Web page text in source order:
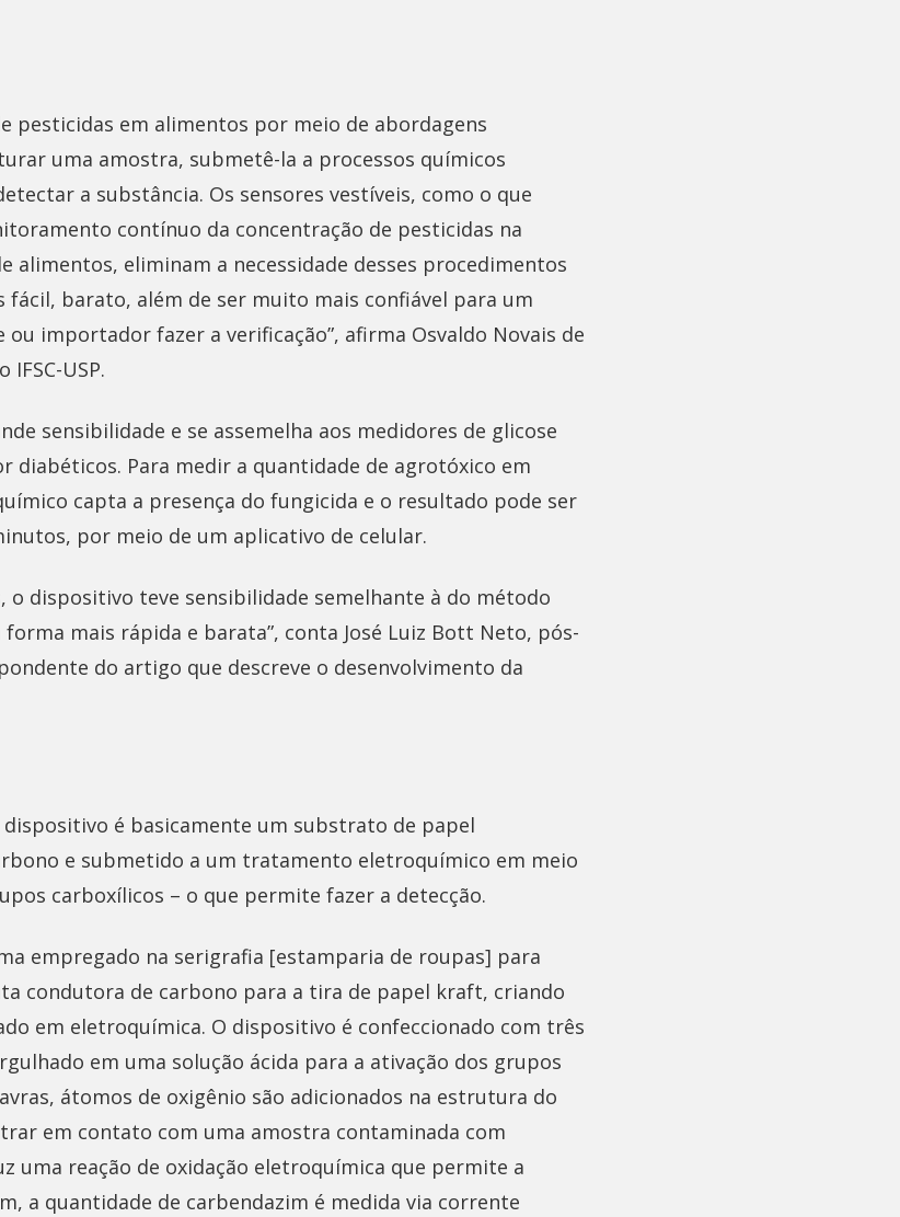
pesticidas em alimentos por meio de abordagens
uma amostra, submetê-la a processos químicos
a substância. Os sensores vestíveis, como o que
contínuo da concentração de pesticidas na
alimentos, eliminam a necessidade desses procedimentos
fácil, barato, além de ser muito mais confiável para um
importador fazer a verificação”, afirma Osvaldo Novais de
USP.
sensibilidade e se assemelha aos medidores de glicose
diabéticos. Para medir a quantidade de agrotóxico em
capta a presença do fungicida e o resultado pode ser
por meio de um aplicativo de celular.
o dispositivo teve sensibilidade semelhante à do método
mais rápida e barata”, conta José Luiz Bott Neto, pós-
do artigo que descreve o desenvolvimento da
é basicamente um substrato de papel
e submetido a um tratamento eletroquímico em meio
carboxílicos – o que permite fazer a detecção.
empregado na serigrafia [estamparia de roupas] para
condutora de carbono para a tira de papel kraft, criando
em eletroquímica. O dispositivo é confeccionado com três
em uma solução ácida para a ativação dos grupos
átomos de oxigênio são adicionados na estrutura do
em contato com uma amostra contaminada com
uma reação de oxidação eletroquímica que permite a
a quantidade de carbendazim é medida via corrente